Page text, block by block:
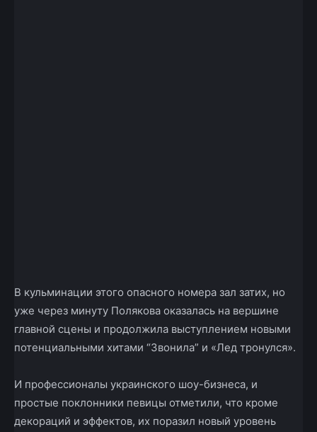
В кульминации этого опасного номера зал затих, но
уже через минуту Полякова оказалась на вершине
главной сцены и продолжила выступлением новыми
потенциальными хитами “Звонила” и «Лед тронулся».
И профессионалы украинского шоу-бизнеса, и
простые поклонники певицы отметили, что кроме
декораций и эффектов, их поразил новый уровень